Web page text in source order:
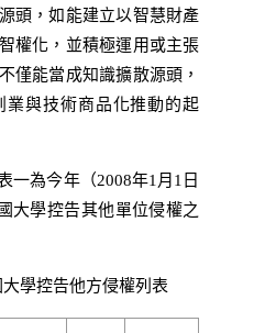
頭，如能建立以智慧財產
權化，並積極運用或主張
僅能當成知識擴散源頭，
與技術商品化推動的起
一為今年（2008年1月1日
大學控告其他單位侵權之
學控告他方侵權列表